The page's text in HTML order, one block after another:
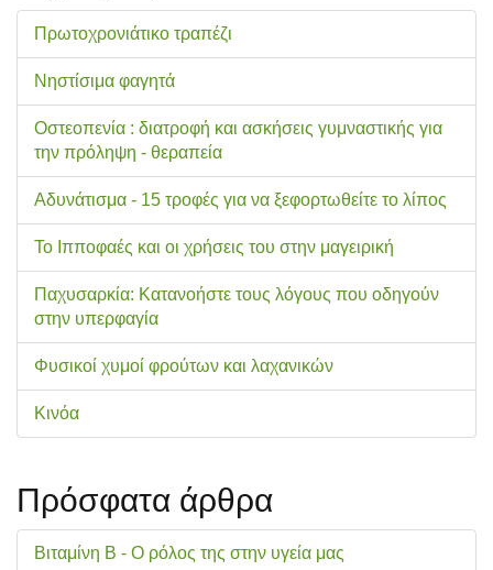
Πρωτοχρονιάτικο τραπέζι
Νηστίσιμα φαγητά
Οστεοπενία : διατροφή και ασκήσεις γυμναστικής για
την πρόληψη - θεραπεία
Αδυνάτισμα - 15 τροφές για να ξεφορτωθείτε το λίπος
Το Ιπποφαές και οι χρήσεις του στην μαγειρική
Παχυσαρκία: Κατανοήστε τους λόγους που οδηγούν
στην υπερφαγία
Φυσικοί χυμοί φρούτων και λαχανικών
Κινόα
Πρόσφατα άρθρα
Βιταμίνη Β - Ο ρόλος της στην υγεία μας